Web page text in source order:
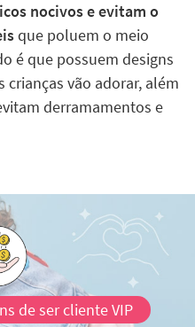
nocivos e evitam o
que poluem o meio
é que possuem designs
vão adorar, além
derramamentos e
de ser cliente VIP